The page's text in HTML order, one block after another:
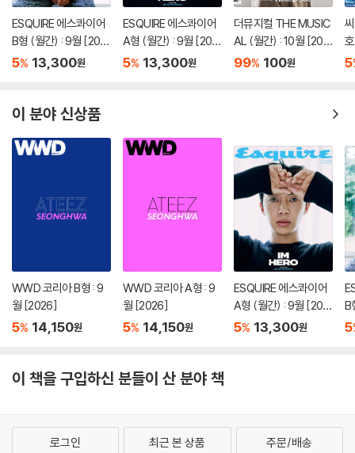
ESQUIRE 에스콰이어
B형 (월간) : 9월 [202
6]
5% 13,300원
ESQUIRE 에스콰이어
A형 (월간) : 9월 [202
6]
5% 13,300원
더뮤지컬 THE MUSIC
AL (월간) : 10월 [202
3]
99% 100원 5
이 분야 신상품
WWD 코리아 B형 : 9
월 [2026]
5% 14,150원
WWD 코리아 A형 : 9
월 [2026]
5% 14,150원
ESQUIRE 에스콰이어
A형 (월간) : 9월 [202
6]
5% 13,300원
B
6]
5
이 책을 구입하신 분들이 산 분야 책
로그인 최근 본 상품 주문/배송